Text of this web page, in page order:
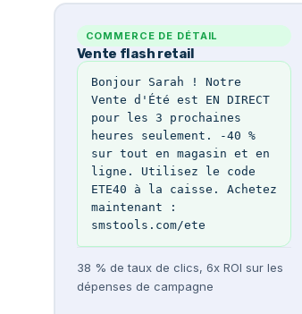
COMMERCE DE DÉTAIL
Vente flash retail
Bonjour Sarah ! Notre
Vente d'Été est EN DIRECT
pour les 3 prochaines
heures seulement. -40 %
sur tout en magasin et en
ligne. Utilisez le code
ETE40 à la caisse. Achetez
maintenant :
smstools.com/ete
38 % de taux de clics, 6x ROI sur les
dépenses de campagne